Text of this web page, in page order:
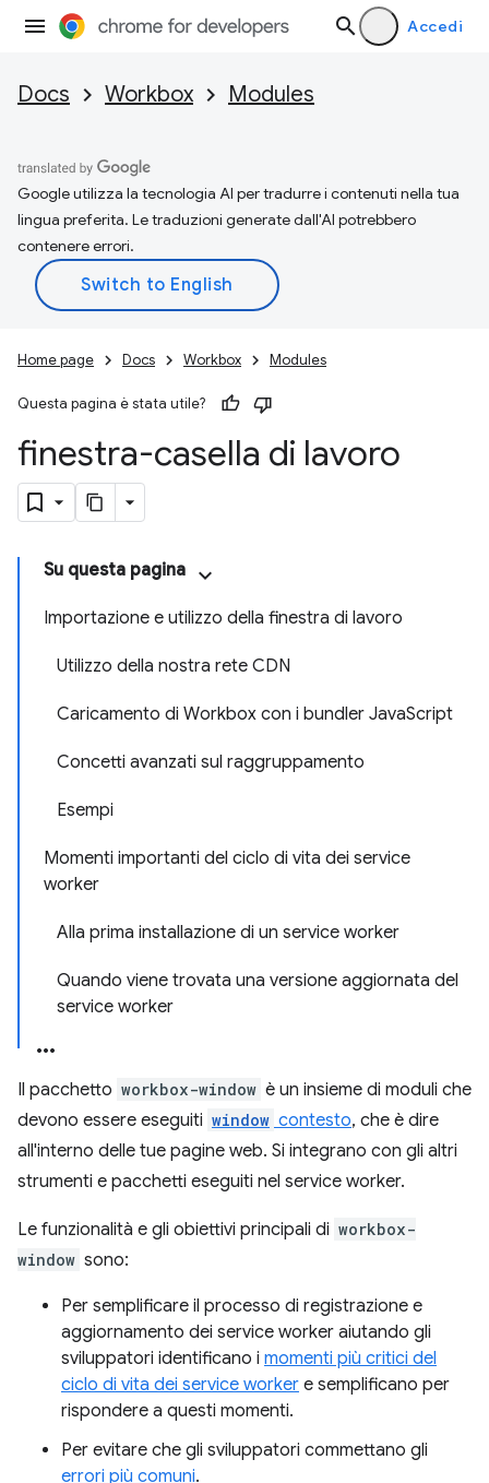
Accedi
Docs Workbox Modules
Google utilizza la tecnologia AI per tradurre i contenuti nella tua
lingua preferita. Le traduzioni generate dall'AI potrebbero
contenere errori.
Home page Docs Workbox Modules
Questa pagina è stata utile?
finestra-casella di lavoro
Su questa pagina
Importazione e utilizzo della finestra di lavoro
Utilizzo della nostra rete CDN
Caricamento di Workbox con i bundler JavaScript
Concetti avanzati sul raggruppamento
Esempi
Momenti importanti del ciclo di vita dei service
worker
Alla prima installazione di un service worker
Quando viene trovata una versione aggiornata del
service worker
Il pacchetto workbox-window è un insieme di moduli che
devono essere eseguiti window contesto, che è dire
all'interno delle tue pagine web. Si integrano con gli altri
strumenti e pacchetti eseguiti nel service worker.
Le funzionalità e gli obiettivi principali di workbox-
window sono:
Per semplificare il processo di registrazione e
aggiornamento dei service worker aiutando gli
sviluppatori identificano i momenti più critici del
ciclo di vita dei service worker e semplificano per
rispondere a questi momenti.
Per evitare che gli sviluppatori commettano gli
errori più comuni.